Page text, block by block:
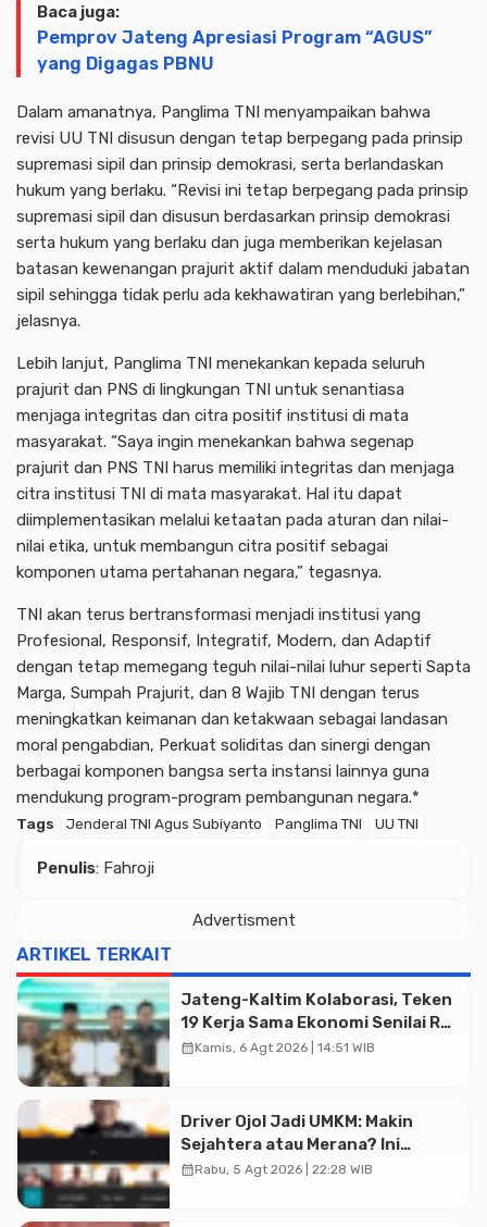
Baca juga:
Pemprov Jateng Apresiasi Program “AGUS”
yang Digagas PBNU
Dalam amanatnya, Panglima TNI menyampaikan bahwa
revisi UU TNI disusun dengan tetap berpegang pada prinsip
supremasi sipil dan prinsip demokrasi, serta berlandaskan
hukum yang berlaku. “Revisi ini tetap berpegang pada prinsip
supremasi sipil dan disusun berdasarkan prinsip demokrasi
serta hukum yang berlaku dan juga memberikan kejelasan
batasan kewenangan prajurit aktif dalam menduduki jabatan
sipil sehingga tidak perlu ada kekhawatiran yang berlebihan,”
jelasnya.
Lebih lanjut, Panglima TNI menekankan kepada seluruh
prajurit dan PNS di lingkungan TNI untuk senantiasa
menjaga integritas dan citra positif institusi di mata
masyarakat. “Saya ingin menekankan bahwa segenap
prajurit dan PNS TNI harus memiliki integritas dan menjaga
citra institusi TNI di mata masyarakat. Hal itu dapat
diimplementasikan melalui ketaatan pada aturan dan nilai-
nilai etika, untuk membangun citra positif sebagai
komponen utama pertahanan negara,” tegasnya.
TNI akan terus bertransformasi menjadi institusi yang
Profesional, Responsif, Integratif, Modern, dan Adaptif
dengan tetap memegang teguh nilai-nilai luhur seperti Sapta
Marga, Sumpah Prajurit, dan 8 Wajib TNI dengan terus
meningkatkan keimanan dan ketakwaan sebagai landasan
moral pengabdian, Perkuat soliditas dan sinergi dengan
berbagai komponen bangsa serta instansi lainnya guna
mendukung program-program pembangunan negara.*
Tags Jenderal TNI Agus Subiyanto Panglima TNI UU TNI
Penulis: Fahroji
Advertisment
ARTIKEL TERKAIT
Jateng-Kaltim Kolaborasi, Teken
19 Kerja Sama Ekonomi Senilai Rp
20,2 Triliun
calendar_monthKamis, 6 Agt 2026 | 14:51 WIB
Driver Ojol Jadi UMKM: Makin
Sejahtera atau Merana? Ini
Temuan Diskusi Paramadina
calendar_monthRabu, 5 Agt 2026 | 22:28 WIB